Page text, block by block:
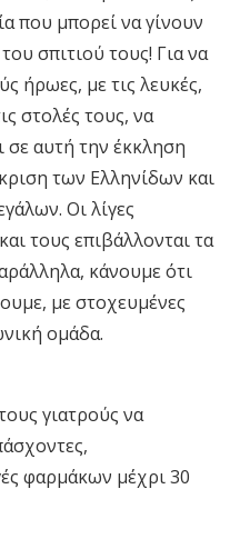
που μπορεί να γίνουν
σπιτιού τους! Για να
ήρωες, με τις λευκές,
στολές τους, να
σε αυτή την έκκληση
των Ελληνίδων και
Οι λίγες
τους επιβάλλονται τα
κάνουμε ότι
με στοχευμένες
ομάδα.
γιατρούς να
φαρμάκων μέχρι 30